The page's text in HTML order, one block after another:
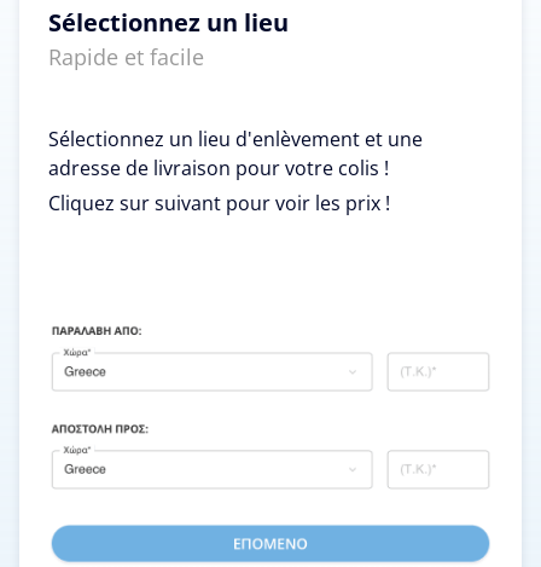
Sélectionnez un lieu
Rapide et facile
Sélectionnez un lieu d'enlèvement et une
adresse de livraison pour votre colis !
Cliquez sur suivant pour voir les prix !